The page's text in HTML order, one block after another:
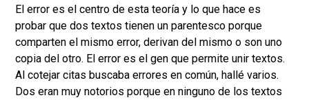
El error es el centro de esta teoría y lo que hace es
probar que dos textos tienen un parentesco porque
comparten el mismo error, derivan del mismo o son uno
copia del otro. El error es el gen que permite unir textos.
Al cotejar citas buscaba errores en común, hallé varios.
Dos eran muy notorios porque en ninguno de los textos